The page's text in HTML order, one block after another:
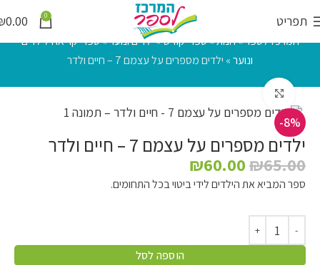
תפריט 0
0.00
המרכז לספר»חנות»ספרי קודש»ילדים ונוער»ספרי קריאה לילדים
ונוער» ילדים מספרים על עצמם 7 – חיים ולדר
ילדים מספרים על עצמם 7 – חיים ולדר
₪65.00
₪60.00
ספר המביא את הילדים לידי ביטוי בכל התחומים.
הוספה לסל
-8%